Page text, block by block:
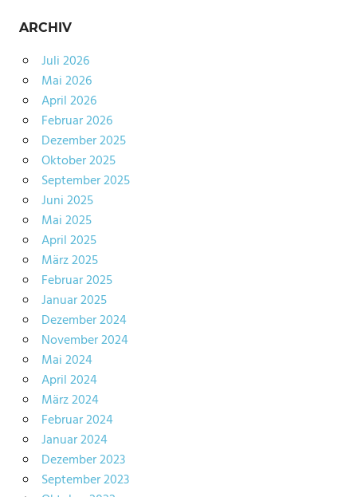
ARCHIV
Juli 2026
Mai 2026
April 2026
Februar 2026
Dezember 2025
Oktober 2025
September 2025
Juni 2025
Mai 2025
April 2025
März 2025
Februar 2025
Januar 2025
Dezember 2024
November 2024
Mai 2024
April 2024
März 2024
Februar 2024
Januar 2024
Dezember 2023
September 2023